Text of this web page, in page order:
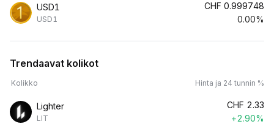
USD1
USD1
CHF 0.999748
0.00%
Trendaavat kolikot
Kolikko Hinta ja 24 tunnin %
Lighter
LIT
CHF 2.33
+2.90%